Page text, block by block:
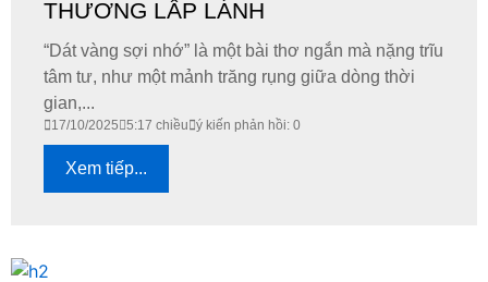
THƯƠNG LẤP LÁNH
“Dát vàng sợi nhớ” là một bài thơ ngắn mà nặng trĩu
tâm tư, như một mảnh trăng rụng giữa dòng thời
gian,...
17/10/2025 5:17 chiều ý kiến phản hồi: 0
Xem tiếp...